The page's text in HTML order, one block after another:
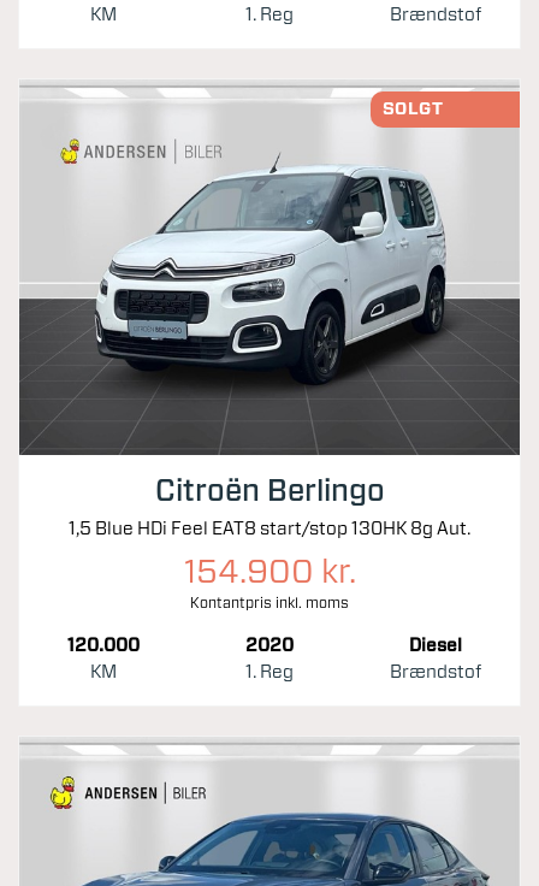
KM
1. Reg
Brændstof
SOLGT
Citroën Berlingo
1,5 Blue HDi Feel EAT8 start/stop 130HK 8g Aut.
154.900 kr.
Kontantpris inkl. moms
120.000
KM
2020
1. Reg
Diesel
Brændstof